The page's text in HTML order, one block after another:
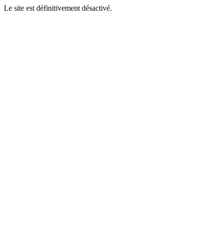
Le site est définitivement désactivé.